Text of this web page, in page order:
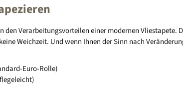
den Verarbeitungsvorteilen einer modernen
Weichzeit. Und wenn Ihnen der Sinn nach
Euro-Rolle)